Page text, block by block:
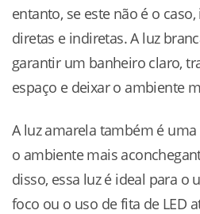
entanto, se este não é o
diretas e indiretas. A luz
garantir um banheiro claro,
espaço e deixar o ambiente
A luz amarela também é
o ambiente mais
disso, essa luz é ideal para o
foco ou o uso de fita de LED